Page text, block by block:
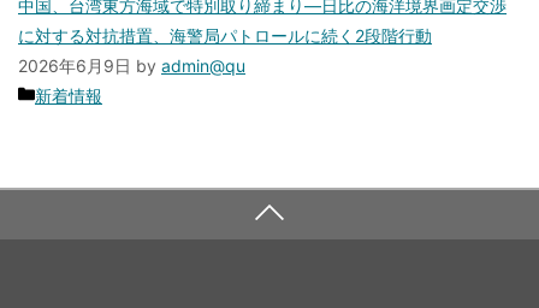
テ
ゴ
リ
ー
中国、台湾東方海域で特別取り締まり—日比の海洋境界画定交渉
に対する対抗措置、海警局パトロールに続く2段階行動
2026年6月9日 by admin@qu
カ
リ
新着情報